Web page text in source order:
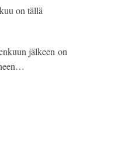
on tällä
jälkeen on